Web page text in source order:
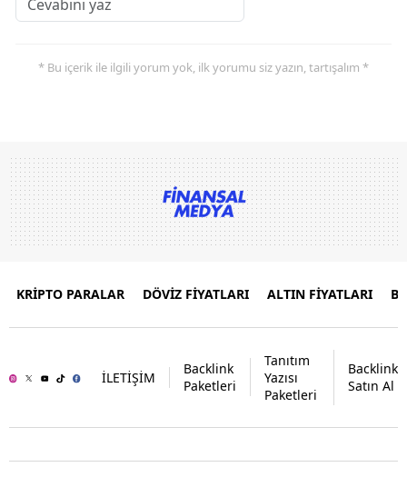
* Bu içerik ile ilgili yorum yok, ilk yorumu siz yazın, tartışalım *
KRİPTO PARALAR DÖVİZ FİYATLARI ALTIN FİYATLARI
İLETİŞİM
Backlink
Paketleri
Tanıtım
Yazısı
Paketleri
Backlink
Satın Al